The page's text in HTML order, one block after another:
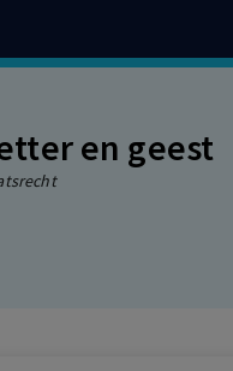
en geest